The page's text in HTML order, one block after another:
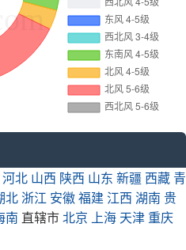
河北 山西 陕西 山东 新疆 西藏 青
北 浙江 安徽福建 江西 湖南 贵
南 直辖市北京 上海 天津 重庆